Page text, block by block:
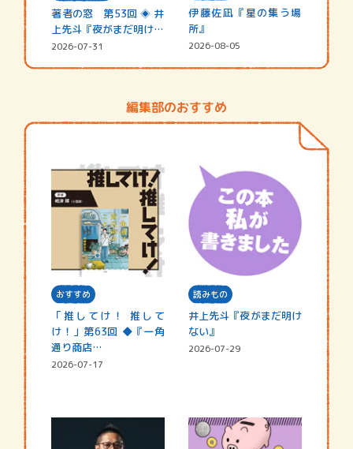
著者の窓 第53回 ◈ 井
上先斗『夜がまだ明けな
い』
2026-07-31
伊藤佐凪『星の集う場
所』
2026-08-05
編集部のおすすめ
おすすめ
「推してけ！ 推して
け！」第63回 ◆『一角
通り商店…
2026-07-17
読みもの
井上先斗『夜がまだ明け
ない』
2026-07-29